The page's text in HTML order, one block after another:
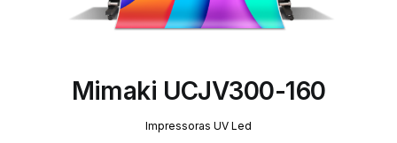
Mimaki UCJV300-160
Impressoras UV Led